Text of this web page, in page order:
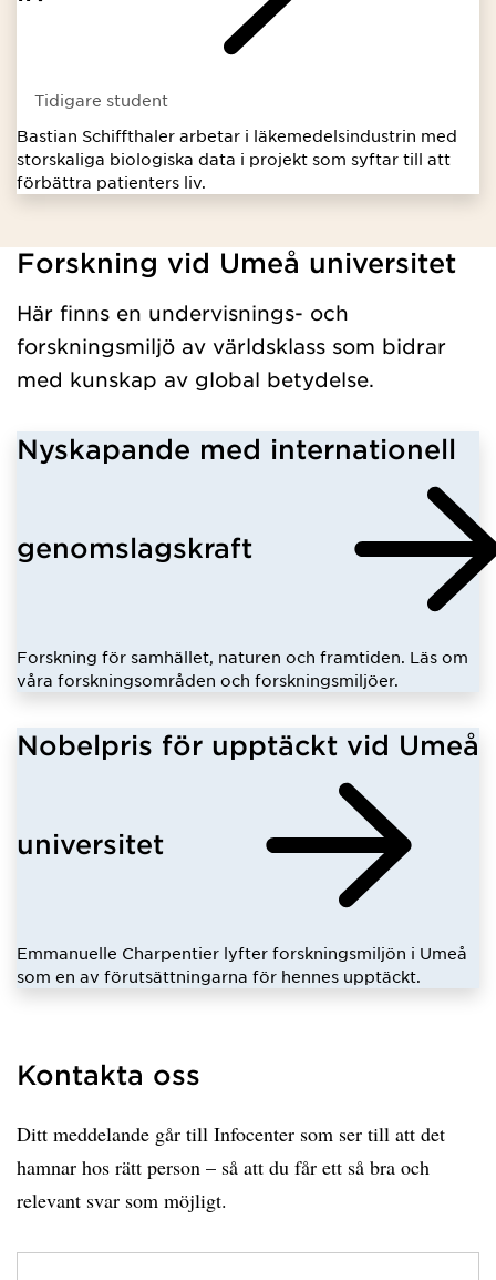
Tidigare student
Bastian Schiffthaler arbetar i läkemedelsindustrin med
storskaliga biologiska data i projekt som syftar till att
förbättra patienters liv.
Har hämtat programavanceradniva.
Forskning vid Umeå universitet
Här finns en undervisnings- och
forskningsmiljö av världsklass som bidrar
med kunskap av global betydelse.
Nyskapande med internationell
genomslagskraft
Forskning för samhället, naturen och framtiden. Läs om
våra forskningsområden och forskningsmiljöer.
Nobelpris för upptäckt vid Umeå
universitet
Emmanuelle Charpentier lyfter forskningsmiljön i Umeå
som en av förutsättningarna för hennes upptäckt.
Kontakta oss
Ditt meddelande går till Infocenter som ser till att det
hamnar hos rätt person – så att du får ett så bra och
relevant svar som möjligt.